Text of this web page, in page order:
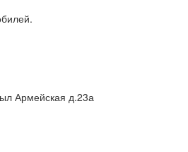
Армейская д.23а